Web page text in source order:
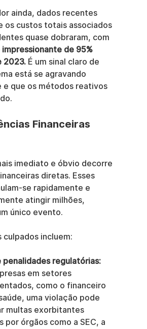
ainda, dados recentes
os custos totais associados
quase dobraram, com
de 95%
2023. É um sinal claro de
está se agravando
e que os métodos reativos
Financeiras
imediato e óbvio decorre
diretas. Esses
se rapidamente e
atingir milhões,
único evento.
culpados incluem:
penalidades regulatórias:
em setores
como o financeiro
uma violação pode
multas exorbitantes
por órgãos como a SEC, a